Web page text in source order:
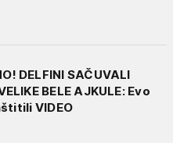
DELFINI SAČUVALI
BELE AJKULE: Evo
VIDEO